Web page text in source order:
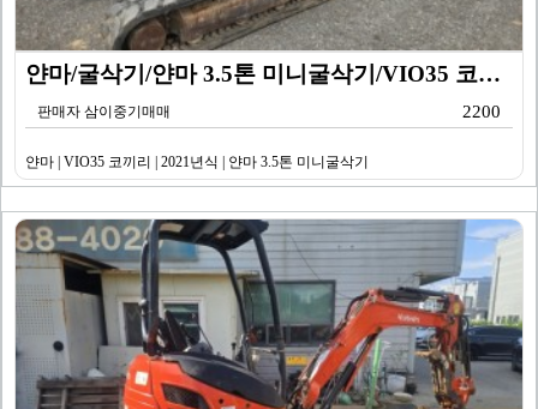
얀마/굴삭기/얀마 3.5톤 미니굴삭기/VIO35 코끼리…
판매자 삼이중기매매 2200
얀마 | VIO35 코끼리 | 2021년식 | 얀마 3.5톤 미니굴삭기